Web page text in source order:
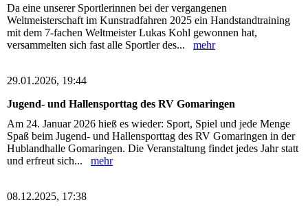
Da eine unserer Sportlerinnen bei der vergangenen
Weltmeisterschaft im Kunstradfahren 2025 ein Handstandtraining
mit dem 7-fachen Weltmeister Lukas Kohl gewonnen hat,
versammelten sich fast alle Sportler des... mehr
29.01.2026, 19:44
Jugend- und Hallensporttag des RV Gomaringen
Am 24. Januar 2026 hieß es wieder: Sport, Spiel und jede Menge
Spaß beim Jugend- und Hallensporttag des RV Gomaringen in der
Hublandhalle Gomaringen. Die Veranstaltung findet jedes Jahr statt
und erfreut sich... mehr
08.12.2025, 17:38